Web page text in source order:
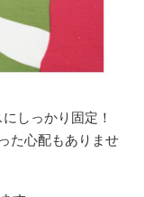
しっかり固定！
た心配もありませ